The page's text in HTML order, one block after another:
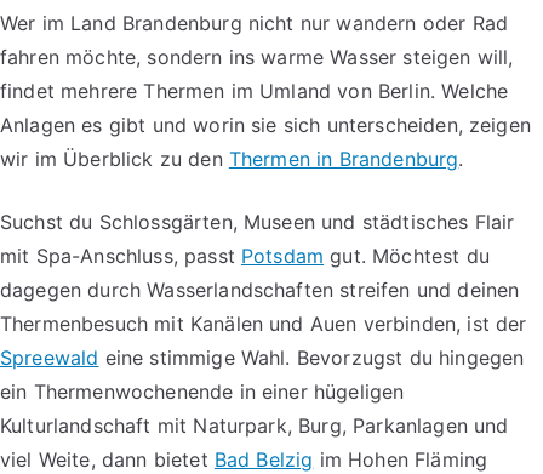
Wer im Land Brandenburg nicht nur wandern oder Rad
fahren möchte, sondern ins warme Wasser steigen will,
findet mehrere Thermen im Umland von Berlin. Welche
Anlagen es gibt und worin sie sich unterscheiden, zeigen
wir im Überblick zu den Thermen in Brandenburg.
Suchst du Schlossgärten, Museen und städtisches Flair
mit Spa-Anschluss, passt Potsdam gut. Möchtest du
dagegen durch Wasserlandschaften streifen und deinen
Thermenbesuch mit Kanälen und Auen verbinden, ist der
Spreewald eine stimmige Wahl. Bevorzugst du hingegen
ein Thermenwochenende in einer hügeligen
Kulturlandschaft mit Naturpark, Burg, Parkanlagen und
viel Weite, dann bietet Bad Belzig im Hohen Fläming